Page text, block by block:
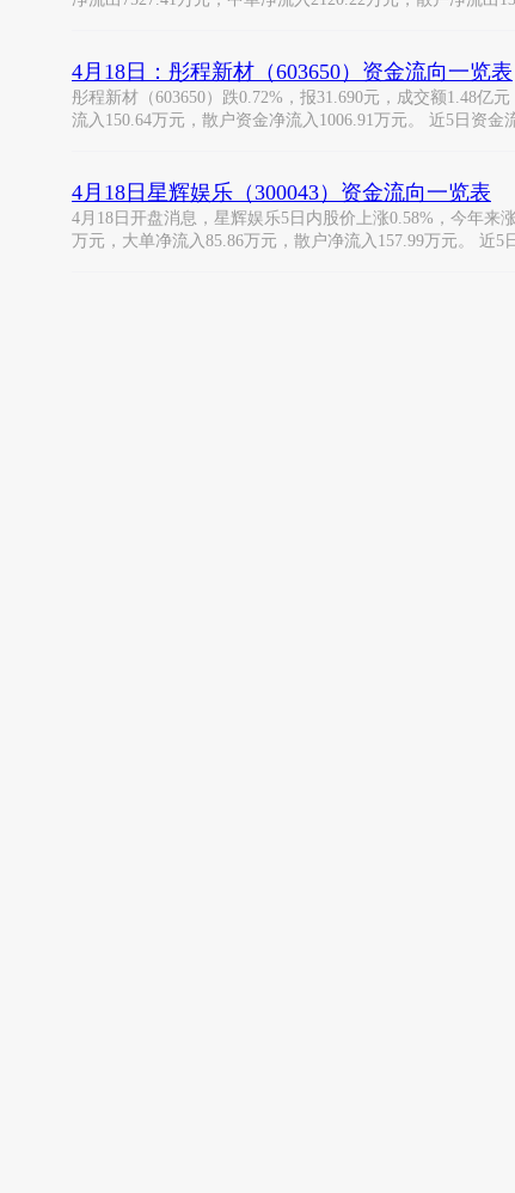
4月18日：彤程新材（603650）资金流向一览表
彤程新材（603650）跌0.72%，报31.690元，成交额1.48亿
流入150.64万元，散户资金净流入1006.91万元。 近5日资金
4月18日星辉娱乐（300043）资金流向一览表
4月18日开盘消息，星辉娱乐5日内股价上涨0.58%，今年来
万元，大单净流入85.86万元，散户净流入157.99万元。 近5